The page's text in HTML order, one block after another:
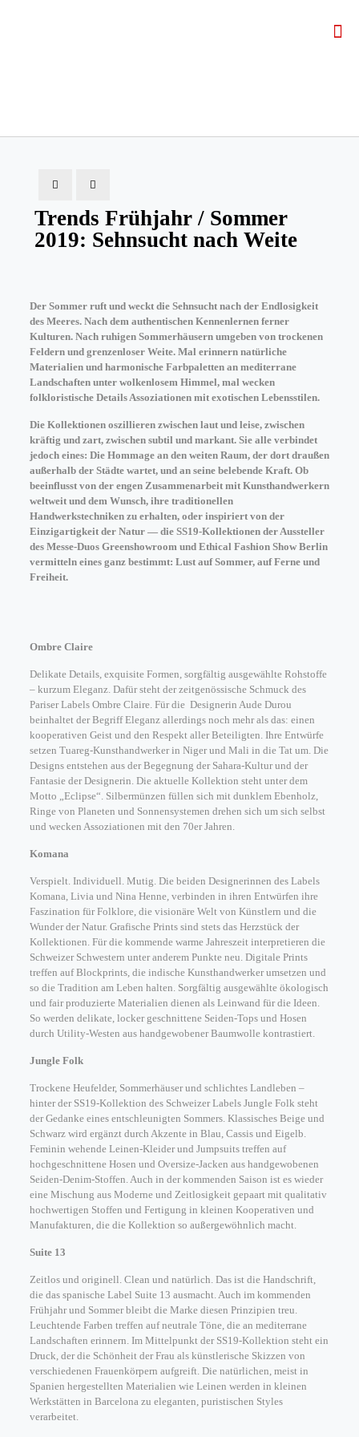
Trends Frühjahr / Sommer
2019: Sehnsucht nach Weite
Der Sommer ruft und weckt die Sehnsucht nach der Endlosigkeit
des Meeres. Nach dem authentischen Kennenlernen ferner
Kulturen. Nach ruhigen Sommerhäusern umgeben von trockenen
Feldern und grenzenloser Weite. Mal erinnern natürliche
Materialien und harmonische Farbpaletten an mediterrane
Landschaften unter wolkenlosem Himmel, mal wecken
folkloristische Details Assoziationen mit exotischen Lebensstilen.
Die Kollektionen oszillieren zwischen laut und leise, zwischen
kräftig und zart, zwischen subtil und markant. Sie alle verbindet
jedoch eines: Die Hommage an den weiten Raum, der dort draußen
außerhalb der Städte wartet, und an seine belebende Kraft. Ob
beeinflusst von der engen Zusammenarbeit mit Kunsthandwerkern
weltweit und dem Wunsch, ihre traditionellen
Handwerkstechniken zu erhalten, oder inspiriert von der
Einzigartigkeit der Natur — die SS19-Kollektionen der Aussteller
des Messe-Duos Greenshowroom und Ethical Fashion Show Berlin
vermitteln eines ganz bestimmt: Lust auf Sommer, auf Ferne und
Freiheit.
Ombre Claire
Delikate Details, exquisite Formen, sorgfältig ausgewählte Rohstoffe
– kurzum Eleganz. Dafür steht der zeitgenössische Schmuck des
Pariser Labels Ombre Claire. Für die Designerin Aude Durou
beinhaltet der Begriff Eleganz allerdings noch mehr als das: einen
kooperativen Geist und den Respekt aller Beteiligten. Ihre Entwürfe
setzen Tuareg-Kunsthandwerker in Niger und Mali in die Tat um. Die
Designs entstehen aus der Begegnung der Sahara-Kultur und der
Fantasie der Designerin. Die aktuelle Kollektion steht unter dem
Motto „Eclipse“. Silbermünzen füllen sich mit dunklem Ebenholz,
Ringe von Planeten und Sonnensystemen drehen sich um sich selbst
und wecken Assoziationen mit den 70er Jahren.
Komana
Verspielt. Individuell. Mutig. Die beiden Designerinnen des Labels
Komana, Livia und Nina Henne, verbinden in ihren Entwürfen ihre
Faszination für Folklore, die visionäre Welt von Künstlern und die
Wunder der Natur. Grafische Prints sind stets das Herzstück der
Kollektionen. Für die kommende warme Jahreszeit interpretieren die
Schweizer Schwestern unter anderem Punkte neu. Digitale Prints
treffen auf Blockprints, die indische Kunsthandwerker umsetzen und
so die Tradition am Leben halten. Sorgfältig ausgewählte ökologisch
und fair produzierte Materialien dienen als Leinwand für die Ideen.
So werden delikate, locker geschnittene Seiden-Tops und Hosen
durch Utility-Westen aus handgewobener Baumwolle kontrastiert.
Jungle Folk
Trockene Heufelder, Sommerhäuser und schlichtes Landleben –
hinter der SS19-Kollektion des Schweizer Labels Jungle Folk steht
der Gedanke eines entschleunigten Sommers. Klassisches Beige und
Schwarz wird ergänzt durch Akzente in Blau, Cassis und Eigelb.
Feminin wehende Leinen-Kleider und Jumpsuits treffen auf
hochgeschnittene Hosen und Oversize-Jacken aus handgewobenen
Seiden-Denim-Stoffen. Auch in der kommenden Saison ist es wieder
eine Mischung aus Moderne und Zeitlosigkeit gepaart mit qualitativ
hochwertigen Stoffen und Fertigung in kleinen Kooperativen und
Manufakturen, die die Kollektion so außergewöhnlich macht.
Suite 13
Zeitlos und originell. Clean und natürlich. Das ist die Handschrift,
die das spanische Label Suite 13 ausmacht. Auch im kommenden
Frühjahr und Sommer bleibt die Marke diesen Prinzipien treu.
Leuchtende Farben treffen auf neutrale Töne, die an mediterrane
Landschaften erinnern. Im Mittelpunkt der SS19-Kollektion steht ein
Druck, der die Schönheit der Frau als künstlerische Skizzen von
verschiedenen Frauenkörpern aufgreift. Die natürlichen, meist in
Spanien hergestellten Materialien wie Leinen werden in kleinen
Werkstätten in Barcelona zu eleganten, puristischen Styles
verarbeitet.